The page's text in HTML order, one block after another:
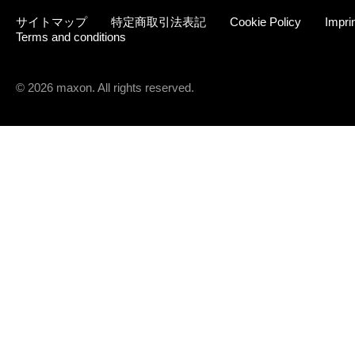
サイトマップ 特定商取引法表記 Cookie Policy
Terms and conditions
© 2026 maxon. All rights reserved.